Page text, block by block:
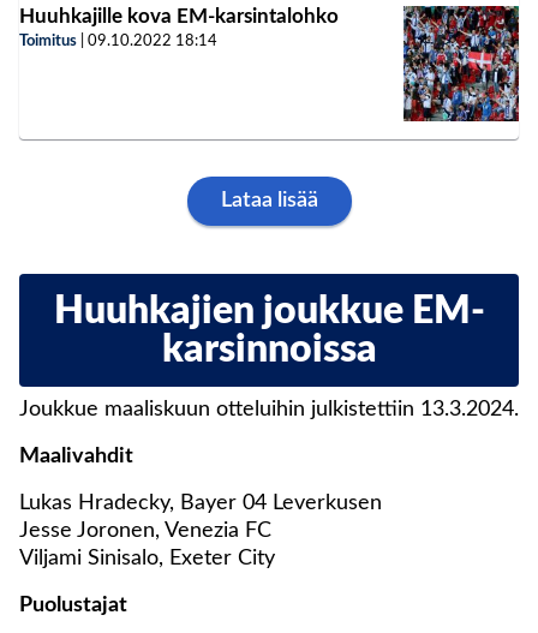
Huuhkajille kova EM-karsintalohko
Toimitus 09.10.2022 18:14
Lataa lisää
Huuhkajien joukkue EM-
karsinnoissa
Joukkue maaliskuun otteluihin julkistettiin 13.3.2024.
Maalivahdit
Lukas Hradecky, Bayer 04 Leverkusen
Jesse Joronen, Venezia FC
Viljami Sinisalo, Exeter City
Puolustajat